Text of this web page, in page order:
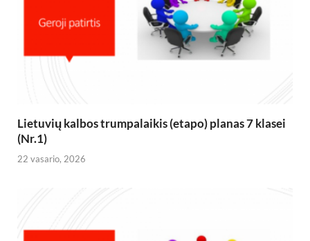
Lietuvių kalbos trumpalaikis (etapo) planas 7 klasei
(Nr.1)
22 vasario, 2026